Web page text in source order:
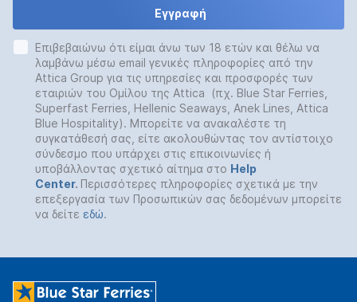
Εγγραφή
Επιβεβαιώνω ότι είμαι άνω των 18 ετών και θέλω να
λαμβάνω μέσω email γενικές πληροφορίες από την
Attica Group για τις υπηρεσίες και προσφορές των
εταιριών του Ομίλου της Attica (πχ. Blue Star Ferries,
Superfast Ferries, Hellenic Seaways, Anek Lines, Attica
Blue Hospitality). Μπορείτε να ανακαλέστε τη
συγκατάθεσή σας, είτε ακολουθώντας τον αντίστοιχο
σύνδεσμο που υπάρχει στις επικοινωνίες ή
υποβάλλοντας σχετικό αίτημα στο Help
Center. Περισσότερες πληροφορίες σχετικά με την
επεξεργασία των Προσωπικών σας δεδομένων μπορείτε
να δείτε εδώ.